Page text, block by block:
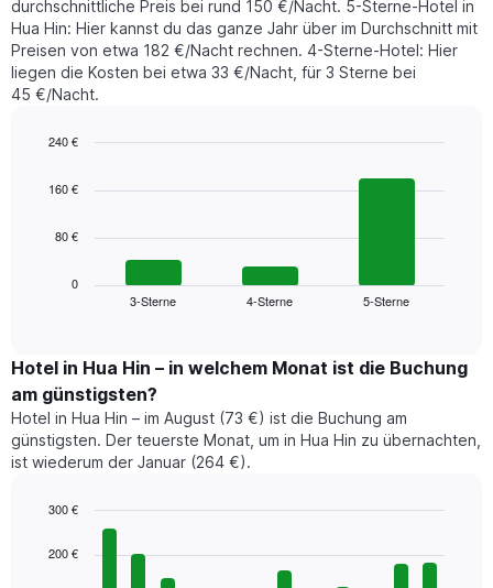
durchschnittliche Preis bei rund 150 €/Nacht. 5-Sterne-Hotel in
Hua Hin: Hier kannst du das ganze Jahr über im Durchschnitt mit
Preisen von etwa 182 €/Nacht rechnen. 4-Sterne-Hotel: Hier
liegen die Kosten bei etwa 33 €/Nacht, für 3 Sterne bei
45 €/Nacht.
chart
bars.
den
durchschnittlichen
Preis
für
ein
Doppelzimmer
letzten
Tage,
3-Sterne 4-Sterne 5-Sterne
0
80 €
160 €
240 €
Hotel in Hua Hin – in welchem Monat ist die Buchung
am günstigsten?
Hotel in Hua Hin – im August (73 €) ist die Buchung am
günstigsten. Der teuerste Monat, um in Hua Hin zu übernachten,
ist wiederum der Januar (264 €).
chart
graphic.
200 €
300 €